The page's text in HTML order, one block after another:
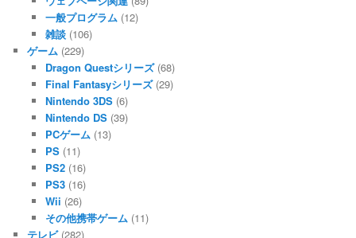
一般プログラム(12)
雑談(106)
ゲーム (229)
Dragon Questシリーズ(68)
Final Fantasyシリーズ(29)
Nintendo 3DS(6)
Nintendo DS(39)
PCゲーム(13)
PS(11)
PS2(16)
PS3(16)
Wii (26)
その他携帯ゲーム(11)
テレビ(282)